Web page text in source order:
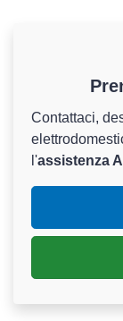
Contattaci,
l'assistenza